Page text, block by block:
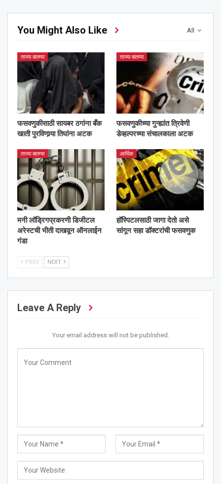
All
You Might Also Like
ताज्या बातम्या
फसवणुकीसाठी सायबर ठगांना बँक
खाती पुरविणार्‍या तिघांना अटक
ताज्या बातम्या
फसवणुकीच्या गुन्ह्यांत त्रिवेणी
डेव्हल्परच्या संचालकाला अटक
ताज्या बातम्या
मनी लॉड्रिगप्रकरणी डिजीटल
अरेस्टची भीती दाखवून ऑनलाईन
गंडा
आर्थिक
हॉस्पिटलसाठी जागा देतो असे
सांगून सहा डॉक्टरांची फसवणुक
PREV NEXT
Leave A Reply
Your email address will not be published.